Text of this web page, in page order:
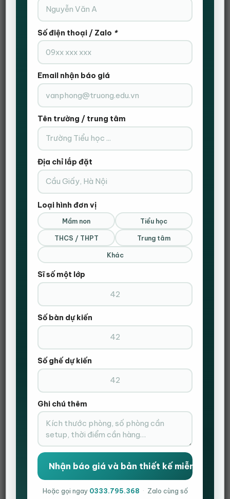
Đội ngũ nhân sự của Nội Thất Hanvika đã đến tận nơi
khảo sát hiện trạng, làm việc với chủ đầu tư và cả 2
bên đã thống nhất về sản phẩm là 6 bàn họp cao cấp,
12 chân quỳ giám đốc và hàng chục chiếc ghế văn
phòng khác.
Cùng với đó là yêu cầu thi công thanh để kịp tiến độ,
nhận được yêu cầu đó Nội Thất Hanvika đã tập trung
nhân sự và hoàn thành setup xong văn phòng chỉ trong
2 ngày.
Mọi người cùng chiêm ngưỡng sản phẩm bên mình
Số điện thoại / Zalo *
Email nhận báo giá
Tên trường / trung tâm
Địa chỉ lắp đặt
Loại hình đơn vị
Mầm non Tiểu học
THCS / THPT Trung tâm
Khác
Sĩ số một lớp
Số bàn dự kiến
Số ghế dự kiến
Ghi chú thêm
Hoặc gọi ngay 0333.795.368 · Zalo cùng số